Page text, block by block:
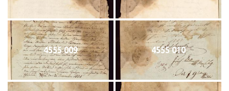
4555 009 4555 010